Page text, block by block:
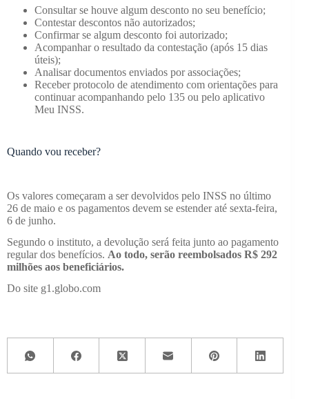
Consultar se houve algum desconto no seu benefício;
Contestar descontos não autorizados;
Confirmar se algum desconto foi autorizado;
Acompanhar o resultado da contestação (após 15 dias
úteis);
Analisar documentos enviados por associações;
Receber protocolo de atendimento com orientações para
continuar acompanhando pelo 135 ou pelo aplicativo
Meu INSS.
Quando vou receber?
Os valores começaram a ser devolvidos pelo INSS no último
26 de maio e os pagamentos devem se estender até sexta-feira,
6 de junho.
Segundo o instituto, a devolução será feita junto ao pagamento
regular dos benefícios. Ao todo, serão reembolsados R$ 292
milhões aos beneficiários.
Do site g1.globo.com